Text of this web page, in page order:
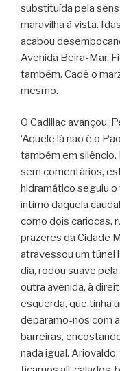
substituída pela
maravilha à vista.
acabou
Avenida Beira-Mar.
também. Cadê o
mesmo.
O Cadillac avançou.
‘Aquele lá não é o
também em
sem comentários,
hidramático seguiu
íntimo daquela
como dois cariocas,
prazeres da Cidade
atravessou um túnel
dia, rodou suave
outra avenida, à
esquerda, que tinha
deparamo-nos com
barreiras,
nada igual.